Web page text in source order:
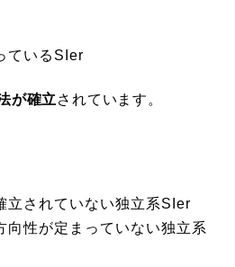
ているSIer
が確立 されています。
立されていない独立系SIer
向性が定まっていない独立系